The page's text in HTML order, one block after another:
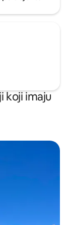
koji imaju